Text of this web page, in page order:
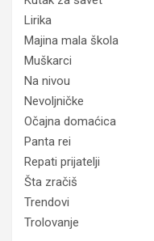
Lirika
Majina mala škola
Muškarci
Na nivou
Nevoljničke
Očajna domaćica
Panta rei
Repati prijatelji
Šta zračiš
Trendovi
Trolovanje